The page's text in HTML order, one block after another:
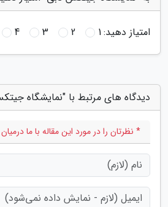
امتیاز دهید:1
2
3
4
دیدگاه های مرتبط با "نمایشگاه
* نظرتان را در مورد این مقاله با ما